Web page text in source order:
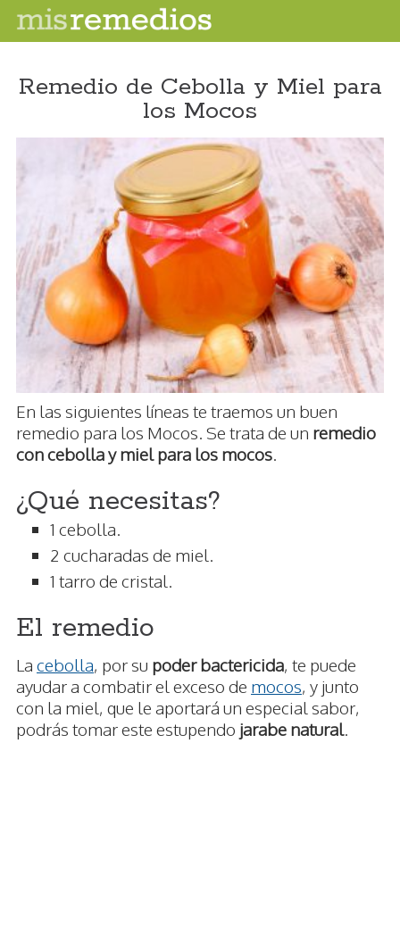
Remedio de Cebolla y Miel para
los Mocos
En las siguientes líneas te traemos un buen
remedio para los Mocos. Se trata de un remedio
con cebolla y miel para los mocos
¿Qué necesitas?
1 cebolla.
2 cucharadas de miel.
1 tarro de cristal.
El remedio
La cebolla, por su poder bactericida, te puede
ayudar a combatir el exceso de mocos, y junto
con la miel, que le aportará un especial sabor,
podrás tomar este estupendo jarabe natural